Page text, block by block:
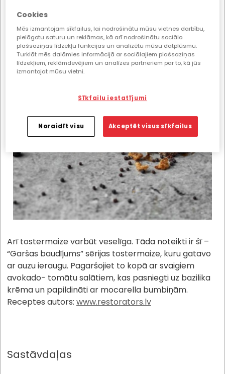
Arī tostermaize varbūt veselīga. Tāda noteikti ir šī –
“Garšas baudījums” sērijas tostermaize, kuru gatavo
ar auzu ieraugu. Pagaršojiet to kopā ar svaigiem
avokado- tomātu salātiem, kas pasniegti uz bazilika
krēma un papildināti ar mocarella bumbiņām.
Receptes autors: www.restorators.lv
Sastāvdaļas
Cookies
Mēs izmantojam sīkfailus, lai nodrošinātu mūsu vietnes darbību,
pielāgotu saturu un reklāmas, kā arī nodrošinātu sociālo
plašsaziņas līdzekļu funkcijas un analizētu mūsu datplūsmu.
Turklāt mēs dalāmies informācijā ar sociālajiem plašsaziņas
līdzekļiem, reklāmdevējiem un analīzes partneriem par to, kā jūs
izmantojat mūsu vietni.
Sīkfailu iestatījumi
Noraidīt visu Akceptēt visus sīkfailus